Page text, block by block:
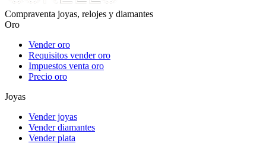
Compraventa joyas, relojes y diamantes
Oro
Vender oro
Requisitos vender oro
Impuestos venta oro
Precio oro
Joyas
Vender joyas
Vender diamantes
Vender plata